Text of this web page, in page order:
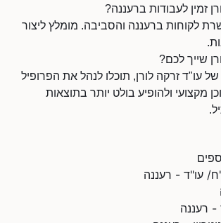
זמין לעבודות ברעננה?
לקוחות ברעננה והסביבה. מומלץ ליצור
שייך לכם?
עו"ד זרקה לורן, תוכלו לנהל את הפרופיל
מקצועי ולהופיע בולט יותר בתוצאות
עו"ד - רעננה
- רעננה